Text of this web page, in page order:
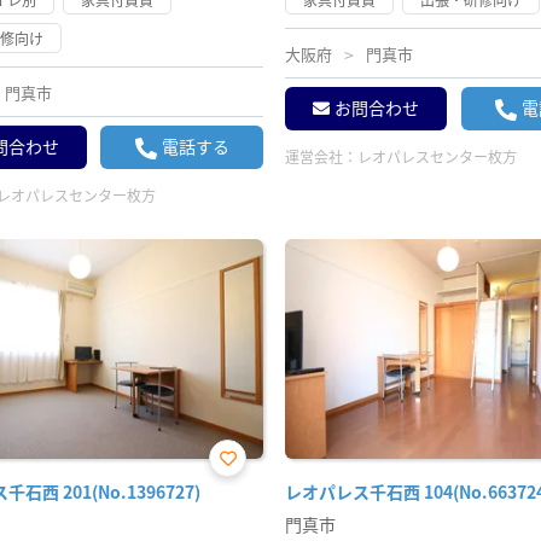
向け
門真市
合わせ 電話する
オパレスセンター枚方
大阪府 門真市
お問合わせ
運営会社： レオパレスセンター枚方
千石西 201(No.1396727) お気
レオパレス千石西
門真市